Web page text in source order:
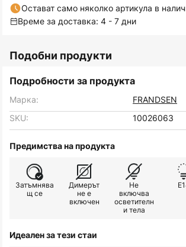
Остават само няколко артикула в
Време за доставка: 4 - 7 дни
Подобни продукти
Подробности за продукта
Марка:
FRANDSEN
SKU:
10026063
Предимства на продукта
Затъмнява
щ се
Димерът
не е
включен
Не
включва
осветителн
и тела
Идеален за тези стаи